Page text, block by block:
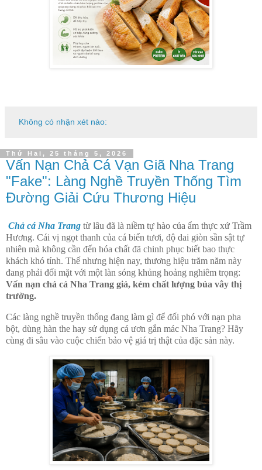
Không có nhận xét nào:
Thứ Hai, 25 tháng 5, 2026
Vấn Nạn Chả Cá Vạn Giã Nha Trang
"Fake": Làng Nghề Truyền Thống Tìm
Đường Giải Cứu Thương Hiệu
Chả cá Nha Trang từ lâu đã là niềm tự hào của ẩm thực xứ Trầm
Hương. Cái vị ngọt thanh của cá biển tươi, độ dai giòn sần sật tự
nhiên mà không cần đến hóa chất đã chinh phục biết bao thực
khách khó tính. Thế nhưng hiện nay, thương hiệu trăm năm này
đang phải đối mặt với một làn sóng khủng hoảng nghiêm trọng:
Vấn nạn chả cá Nha Trang giả, kém chất lượng bủa vây thị
trường.
Các làng nghề truyền thống đang làm gì để đối phó với nạn pha
bột, dùng hàn the hay sử dụng cá ươn gắn mác Nha Trang? Hãy
cùng đi sâu vào cuộc chiến bảo vệ giá trị thật của đặc sản này.